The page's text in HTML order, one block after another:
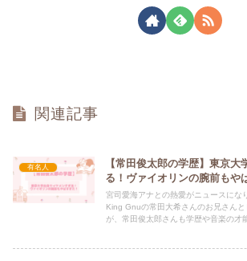
関連記事
有名人
【常田俊太郎の学歴】東京
る！ヴァイオリンの腕前もや
宮司愛海アナとの熱愛がニュースにな
King Gnuの常田大希さんのお兄さん
が、常田俊太郎さんも学歴や音楽の才